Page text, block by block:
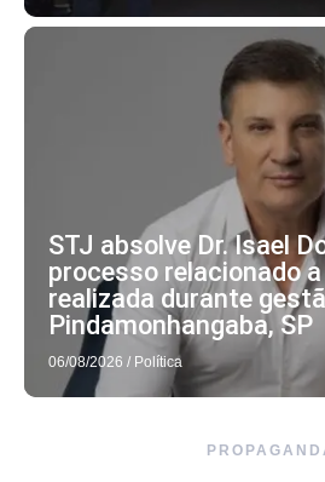
STJ absolve Dr. Isael
processo relacionado
realizada durante
Pindamonhangaba, SP
06/08/2026 / Política